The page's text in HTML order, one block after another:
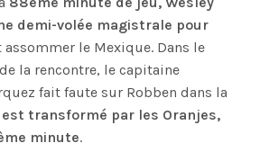
demi-volée magistrale pour
assommer le Mexique. Dans le
la rencontre, le capitaine
fait faute sur Robben dans la
transformé par les Oranjes,
minute.